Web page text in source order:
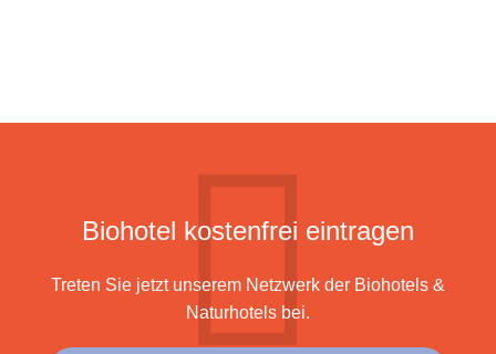
Biohotel kostenfrei eintragen
Treten Sie jetzt unserem Netzwerk der Biohotels &
Naturhotels bei.